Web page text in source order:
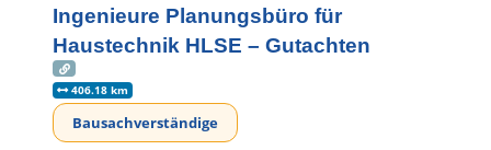
Ingenieure Planungsbüro für
Haustechnik HLSE – Gutachten
406.18 km
Bausachverständige